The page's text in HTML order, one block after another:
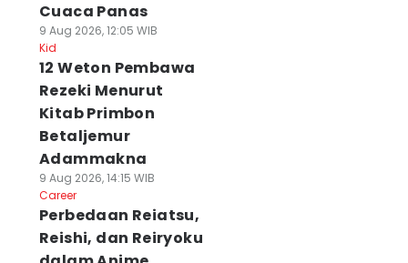
Cuaca Panas
9 Aug 2026, 12:05 WIB
Kid
12 Weton Pembawa
Rezeki Menurut
Kitab Primbon
Betaljemur
Adammakna
9 Aug 2026, 14:15 WIB
Career
Perbedaan Reiatsu,
Reishi, dan Reiryoku